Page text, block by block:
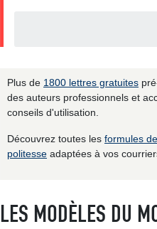
Plus de 1800 lettres gratuites
des auteurs professionnels et
conseils d'utilisation.
Découvrez toutes les formules de
politesse adaptées à vos
LES MODÈLES DU